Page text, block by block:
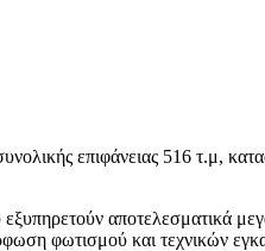
επιφάνειας 516 τ.μ,
αποτελεσματικά
φωτισμού και τεχνικών